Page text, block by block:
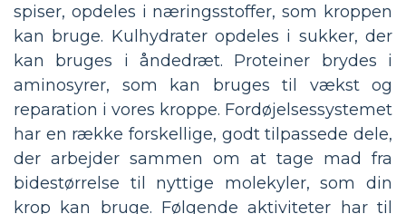
spiser, opdeles i næringsstoffer, som kroppen
kan bruge. Kulhydrater opdeles i sukker, der
kan bruges i åndedræt. Proteiner brydes i
aminosyrer, som kan bruges til vækst og
reparation i vores kroppe. Fordøjelsessystemet
har en række forskellige, godt tilpassede dele,
der arbejder sammen om at tage mad fra
bidestørrelse til nyttige molekyler, som din
krop kan bruge. Følgende aktiviteter har til